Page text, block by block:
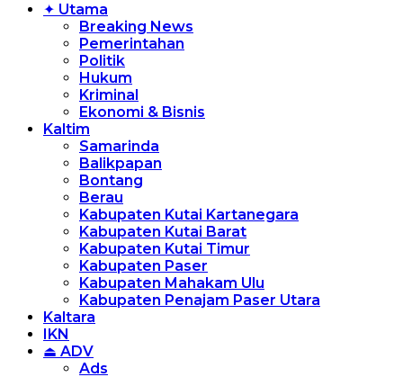
✦ Utama
Breaking News
Pemerintahan
Politik
Hukum
Kriminal
Ekonomi & Bisnis
Kaltim
Samarinda
Balikpapan
Bontang
Berau
Kabupaten Kutai Kartanegara
Kabupaten Kutai Barat
Kabupaten Kutai Timur
Kabupaten Paser
Kabupaten Mahakam Ulu
Kabupaten Penajam Paser Utara
Kaltara
IKN
⏏ ADV
Ads